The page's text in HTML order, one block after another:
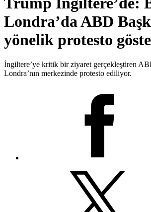
Londra’da ABD
yönelik protesto
İngiltere’ye kritik bir ziyaret gerçekleştiren
Londra’nın merkezinde protesto ediliyor.